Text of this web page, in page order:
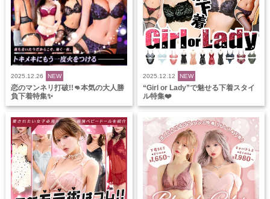
2025.12.26 NEW
恋のマンネリ打破!!👊本気の大人勝
負下着特集✨
2025.12.12 NEW
“Girl or Lady”で魅せる下着スタイ
ル特集❤️